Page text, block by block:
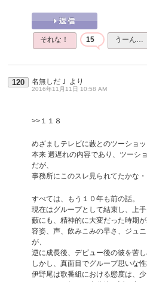
それな！ 15 うーん…
120 名無しだＪ より
2016年11月11日 10:58 AM
>>１１８
めざましテレビに藪とのツーショッ
本来 週遅れの内容であり、ツーシ
だが、
事務所にこのスレ見られてたかな・
すべては、もう１０年も前の話。
現在はグループとして結束し、上
藪にも、精神的に大変だった時期が
容姿、声、飲みこみの早さ、ジュ
が、
逆に成長後、デビュー後の彼を苦し
しかし、真面目でグループ思いな性
伊野尾は歌番組における態度は、少